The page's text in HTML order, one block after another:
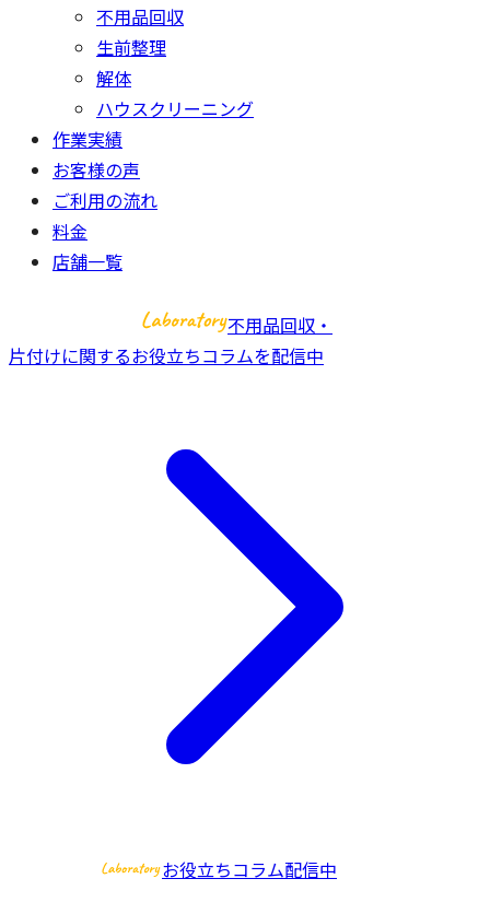
不用品回収
生前整理
解体
ハウスクリーニング
作業実績
お客様の声
ご利用の流れ
料金
店舗一覧
不用品回収・
片付けに関するお役立ちコラムを配信中
お役立ちコラム配信中